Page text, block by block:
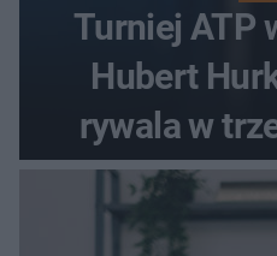
Turniej ATP
Hubert
rywala w